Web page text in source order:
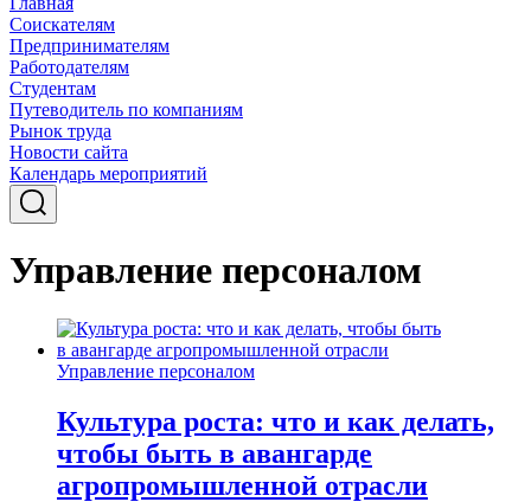
Соискателям
Предпринимателям
Работодателям
Студентам
Путеводитель по компаниям
Рынок труда
Новости сайта
Календарь мероприятий
Управление персоналом
Управление персоналом
Культура роста: что и как делать,
чтобы быть в авангарде
агропромышленной отрасли